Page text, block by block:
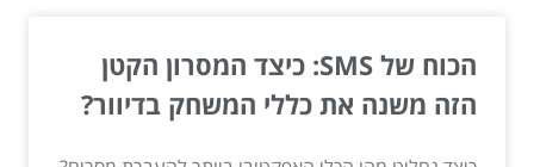
הכוח של SMS: כיצד המסרון הקטן
הזה משנה את כללי המשחק בדיוור?